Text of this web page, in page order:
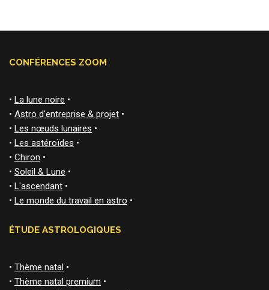
CONFÉRENCES ZOOM
• La lune noire •
• Astro d'entreprise & projet •
• Les nœuds lunaires •
• Les astéroïdes •
• Chiron •
• Soleil & Lune •
• L'ascendant •
• Le monde du travail en astro •
ÉTUDE ASTROLOGIQUES
• Thème natal •
• Thème natal premium •